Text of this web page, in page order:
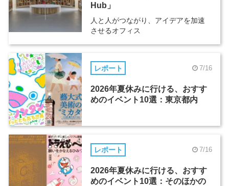
Hub」
人と人がつながり、アイデアを加速
させるオフィス
レポート 7/16
2026年夏休みに行ける、おすす
めのイベント10選：東京都内
レポート 7/16
2026年夏休みに行ける、おすす
めのイベント10選：そのほかの